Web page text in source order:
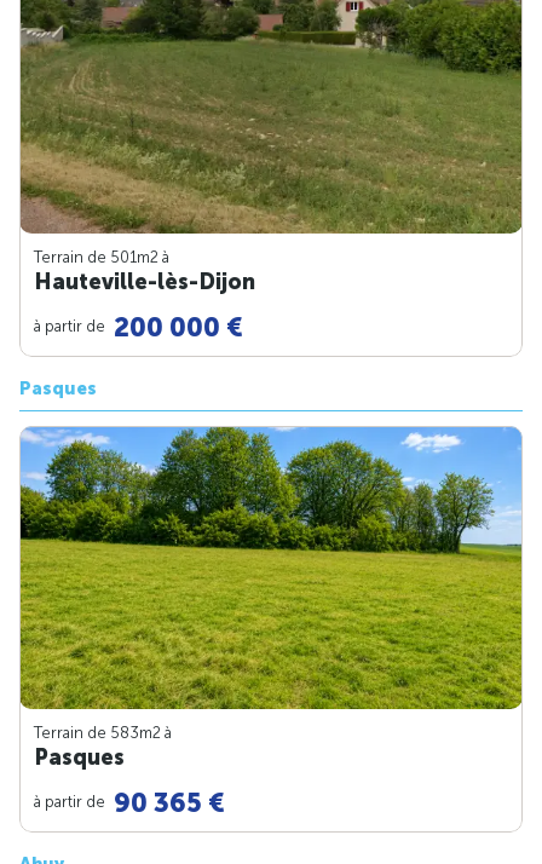
Terrain de 501m2 à
Hauteville-lès-Dijon
à partir de 200 000 €
Pasques
Terrain de 583m2 à
Pasques
à partir de 90 365 €